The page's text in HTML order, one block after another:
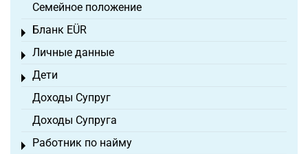
Семейное положение
Бланк EÜR
Toggle menu
Личные данные
Toggle menu
Дети
Toggle menu
Доходы Супруг
Доходы Супруга
Работник по найму
Toggle menu